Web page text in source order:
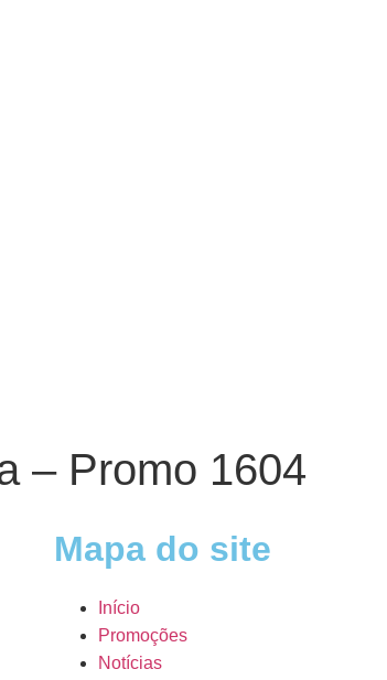
– Promo 1604
Mapa do site
Início
Promoções
Notícias